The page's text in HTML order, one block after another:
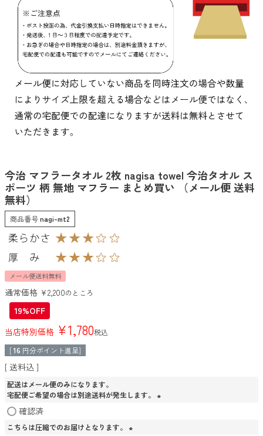
今治 マフラータオル 2枚 nagisa towel 今治タオル ス
ポーツ 柄 無地 マフラー まとめ買い （メール便 送料
無料）
商品番号nagi-mt2
メール便送料無料
通常価格 ¥2,200のところ
19%OFF
当店特別価格 ¥1,780税込
[ 16 円分ポイント進呈]
送料込
配送はメール便のみになります。
宅配便ご希望の場合は別途送料が発生します。
確認済
こちらは圧縮でのお届けとなります。